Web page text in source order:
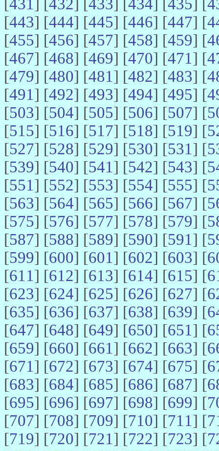
[431] [432] [433] [434] [435] [
[443] [444] [445] [446] [447] [
[455] [456] [457] [458] [459] [
[467] [468] [469] [470] [471] [
[479] [480] [481] [482] [483] [
[491] [492] [493] [494] [495] [
[503] [504] [505] [506] [507] [
[515] [516] [517] [518] [519] [
[527] [528] [529] [530] [531] [
[539] [540] [541] [542] [543] [
[551] [552] [553] [554] [555] [
[563] [564] [565] [566] [567] [
[575] [576] [577] [578] [579] [
[587] [588] [589] [590] [591] [
[599] [600] [601] [602] [603] [
[611] [612] [613] [614] [615] [
[623] [624] [625] [626] [627] [
[635] [636] [637] [638] [639] [
[647] [648] [649] [650] [651] [
[659] [660] [661] [662] [663] [
[671] [672] [673] [674] [675] [
[683] [684] [685] [686] [687] [
[695] [696] [697] [698] [699] [
[707] [708] [709] [710] [711] [
[719] [720] [721] [722] [723] [